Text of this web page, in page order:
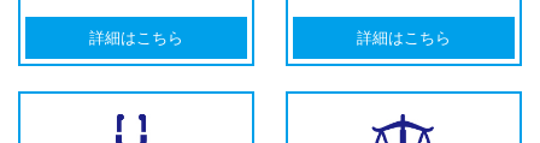
詳細はこちら 詳細はこちら